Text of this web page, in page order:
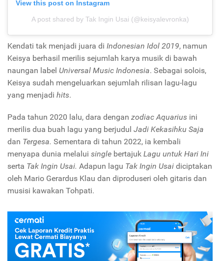
View this post on Instagram
A post shared by Tak Ingin Usai (@keisyalevronka)
Kendati tak menjadi juara di Indonesian Idol 2019, namun
Keisya berhasil merilis sejumlah karya musik di bawah
naungan label Universal Music Indonesia. Sebagai solois,
Keisya sudah mengeluarkan sejumlah rilisan lagu-lagu
yang menjadi hits.
Pada tahun 2020 lalu, dara dengan zodiac Aquarius ini
merilis dua buah lagu yang berjudul Jadi Kekasihku Saja
dan Tergesa. Sementara di tahun 2022, ia kembali
menyapa dunia melalui single bertajuk Lagu untuk Hari Ini
serta Tak Ingin Usai. Adapun lagu Tak Ingin Usai diciptakan
oleh Mario Gerardus Klau dan diproduseri oleh gitaris dan
musisi kawakan Tohpati.